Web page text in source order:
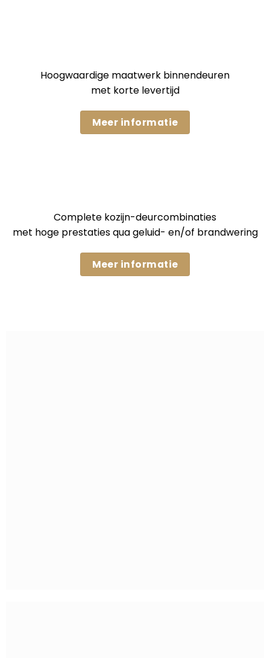
Hoogwaardige maatwerk binnendeuren
met korte levertijd
Meer informatie
Complete kozijn-deurcombinaties
met hoge prestaties qua geluid- en/of brandwering
Meer informatie